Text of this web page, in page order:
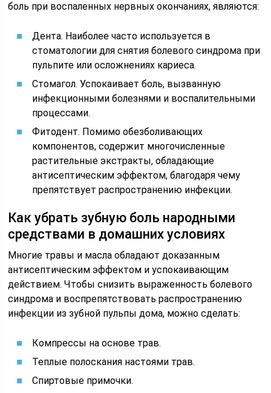
боль при воспаленных нервных окончаниях, являются:
Дента. Наиболее часто используется в
стоматологии для снятия болевого синдрома при
пульпите или осложнениях кариеса.
Стомагол. Успокаивает боль, вызванную
инфекционными болезнями и воспалительными
процессами.
Фитодент. Помимо обезболивающих
компонентов, содержит многочисленные
растительные экстракты, обладающие
антисептическим эффектом, благодаря чему
препятствует распространению инфекции.
Как убрать зубную боль народными
средствами в домашних условиях
Многие травы и масла обладают доказанным
антисептическим эффектом и успокаивающим
действием. Чтобы снизить выраженность болевого
синдрома и воспрепятствовать распространению
инфекции из зубной пульпы дома, можно сделать:
Компрессы на основе трав.
Теплые полоскания настоями трав.
Спиртовые примочки.